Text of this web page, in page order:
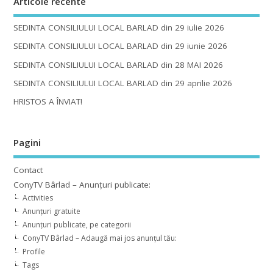
SEDINTA CONSILIULUI LOCAL BARLAD din 29 iulie 2026
SEDINTA CONSILIULUI LOCAL BARLAD din 29 iunie 2026
SEDINTA CONSILIULUI LOCAL BARLAD din 28 MAI 2026
SEDINTA CONSILIULUI LOCAL BARLAD din 29 aprilie 2026
HRISTOS A ÎNVIAT!
Pagini
Contact
ConyTV Bârlad – Anunțuri publicate:
Activities
Anunțuri gratuite
Anunțuri publicate, pe categorii
ConyTV Bârlad – Adaugă mai jos anunțul tău:
Profile
Tags